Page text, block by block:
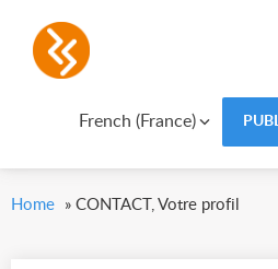
French (France)
Home » CONTACT, Votre profil